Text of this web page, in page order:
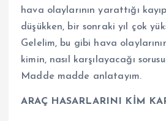
hava olaylarının yarattığı
düşükken, bir sonraki yıl çok
Gelelim, bu gibi hava
kimin, nasıl karşılayacağı
Madde madde anlatayım.
ARAÇ HASARLARINI KİM